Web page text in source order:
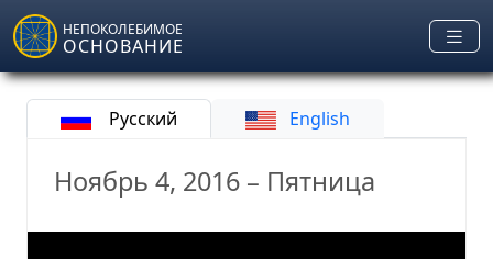
Skip to main content
НЕПОКОЛЕБИМОЕ
ОСНОВАНИЕ
Русский English
Ноябрь 4, 2016 – Пятница